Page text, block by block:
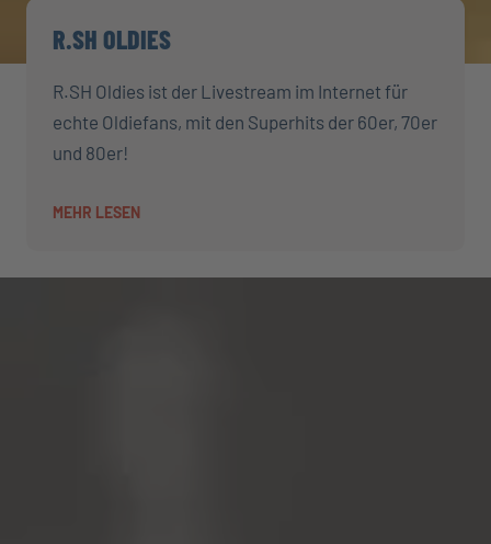
R.SH OLDIES
R.SH Oldies ist der Livestream im Internet für
echte Oldiefans, mit den Superhits der 60er, 70er
und 80er!
MEHR LESEN